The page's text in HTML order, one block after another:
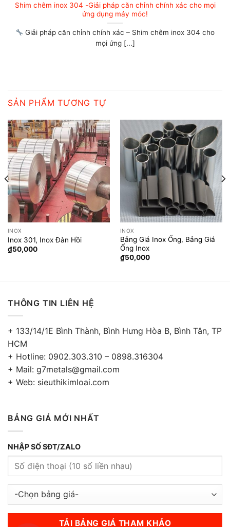
Shim chêm inox – Giải pháp căn chỉnh chuyên nghiệp cho
doanh nghiệp cơ khí
SHIM CHÊM INOX – GIẢI PHÁP CĂN CHỈNH CHUYÊN NGHIỆP
CHO DOANH NGHIỆP CƠ KHÍ [...]
SẢN PHẨM TƯƠNG TỰ
INOX
Inox 301, Inox Đàn Hồi
₫50,000
INOX
Bảng Giá Inox Ống, Bảng Giá
Ống Inox
₫50,000
THÔNG TIN LIÊN HỆ
+ 133/14/1E Bình Thành, Bình Hưng Hòa B, Bình Tân, TP
HCM
+ Hotline: 0902.303.310 – 0898.316304
+ Mail: g7metals@gmail.com
+ Web: sieuthikimloai.com
BẢNG GIÁ MỚI NHẤT
NHẬP SỐ SĐT/ZALO